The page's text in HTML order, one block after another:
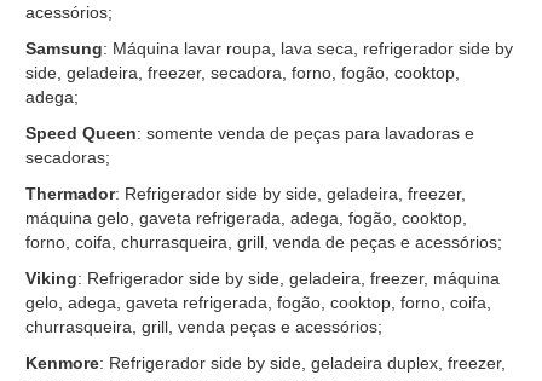
acessórios;
Samsung: Máquina lavar roupa, lava seca, refrigerador side by
side, geladeira, freezer, secadora, forno, fogão, cooktop,
adega;
Speed Queen: somente venda de peças para lavadoras e
secadoras;
Thermador: Refrigerador side by side, geladeira, freezer,
máquina gelo, gaveta refrigerada, adega, fogão, cooktop,
forno, coifa, churrasqueira, grill, venda de peças e acessórios;
Viking: Refrigerador side by side, geladeira, freezer, máquina
gelo, adega, gaveta refrigerada, fogão, cooktop, forno, coifa,
churrasqueira, grill, venda peças e acessórios;
Kenmore: Refrigerador side by side, geladeira duplex, freezer,